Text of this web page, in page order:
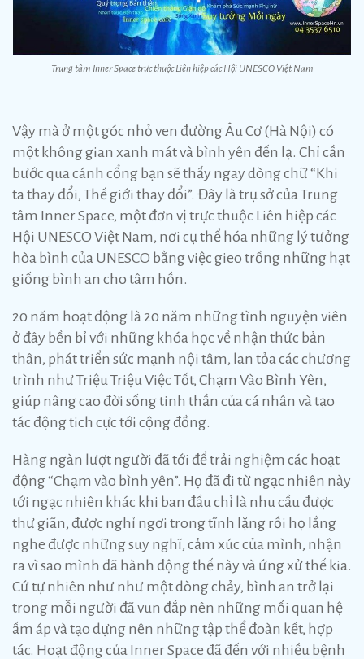
Trung tâm Inner Space trực thuộc Liên hiệp các Hội UNESCO Việt Nam
Vậy mà ở một góc nhỏ ven đường Âu Cơ (Hà Nội) có
một không gian xanh mát và bình yên đến lạ. Chỉ cần
bước qua cánh cổng bạn sẽ thấy ngay dòng chữ “Khi
ta thay đổi, Thế giới thay đổi”. Đây là trụ sở của Trung
tâm Inner Space, một đơn vị trực thuộc Liên hiệp các
Hội UNESCO Việt Nam, nơi cụ thể hóa những lý tưởng
hòa bình của UNESCO bằng việc gieo trồng những hạt
giống bình an cho tâm hồn.
20 năm hoạt động là 20 năm những tình nguyện viên
ở đây bền bỉ với những khóa học về nhận thức bản
thân, phát triển sức mạnh nội tâm, lan tỏa các chương
trình như Triệu Triệu Việc Tốt, Chạm Vào Bình Yên,
giúp nâng cao đời sống tinh thần của cá nhân và tạo
tác động tich cực tới cộng đồng.
Hàng ngàn lượt người đã tới để trải nghiệm các hoạt
động “Chạm vào bình yên”. Họ đã đi từ ngạc nhiên này
tới ngạc nhiên khác khi ban đầu chỉ là nhu cầu được
thư giãn, được nghỉ ngơi trong tĩnh lặng rồi họ lắng
nghe được những suy nghĩ, cảm xúc của mình, nhận
ra vì sao mình đã hành động thế này và ứng xử thế kia.
Cứ tự nhiên như như một dòng chảy, bình an trở lại
trong mỗi người đã vun đắp nên những mối quan hệ
ấm áp và tạo dựng nên những tập thể đoàn kết, hợp
tác. Hoạt động của Inner Space đã đến với nhiều bệnh